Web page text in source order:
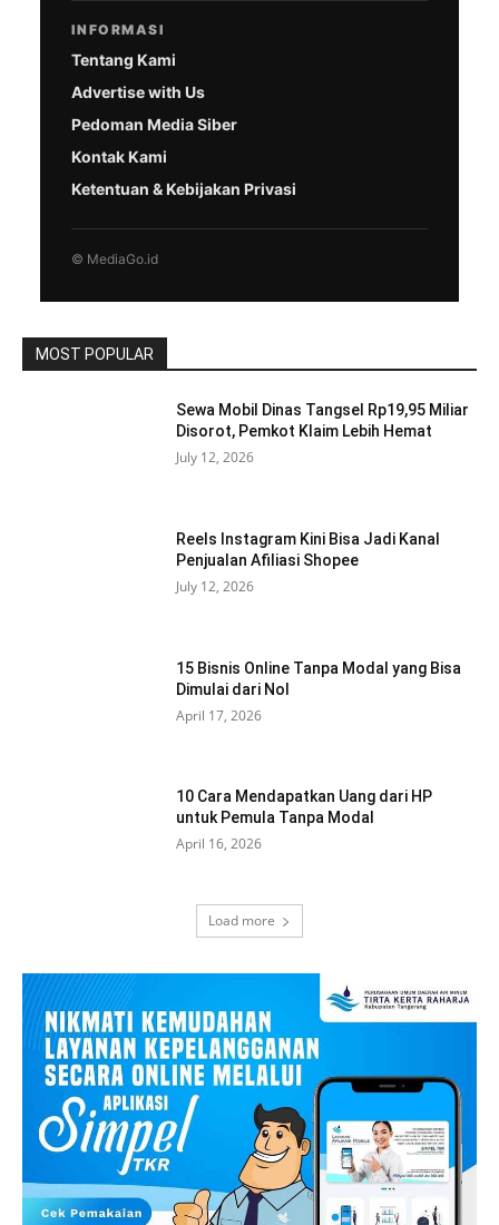
INFORMASI
Tentang Kami
Advertise with Us
Pedoman Media Siber
Kontak Kami
Ketentuan & Kebijakan Privasi
© MediaGo.id
MOST POPULAR
Sewa Mobil Dinas Tangsel Rp19,95 Miliar
Disorot, Pemkot Klaim Lebih Hemat
July 12, 2026
Reels Instagram Kini Bisa Jadi Kanal
Penjualan Afiliasi Shopee
July 12, 2026
15 Bisnis Online Tanpa Modal yang Bisa
Dimulai dari Nol
April 17, 2026
10 Cara Mendapatkan Uang dari HP
untuk Pemula Tanpa Modal
April 16, 2026
Load more